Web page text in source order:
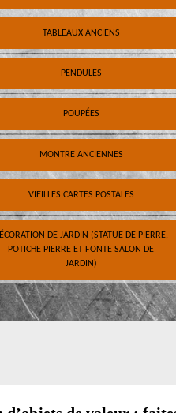
TABLEAUX ANCIENS
PENDULES
POUPÉES
MONTRE ANCIENNES
VIEILLES CARTES POSTALES
DE JARDIN (STATUE DE PIERRE,
POTICHE PIERRE ET FONTE SALON DE
JARDIN)